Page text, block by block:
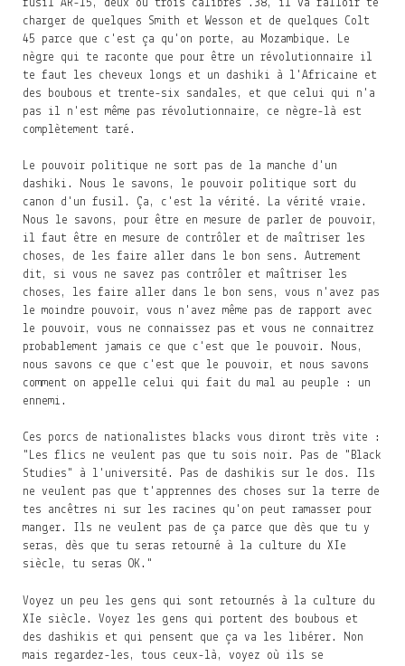
fusil AR-15, deux ou trois calibres .38, il va falloir te
charger de quelques Smith et Wesson et de quelques Colt
45 parce que c'est ça qu'on porte, au Mozambique. Le
nègre qui te raconte que pour être un révolutionnaire il
te faut les cheveux longs et un dashiki à l'Africaine et
des boubous et trente-six sandales, et que celui qui n'a
pas il n'est même pas révolutionnaire, ce nègre-là est
complètement taré.
Le pouvoir politique ne sort pas de la manche d'un
dashiki. Nous le savons, le pouvoir politique sort du
canon d'un fusil. Ça, c'est la vérité. La vérité vraie.
Nous le savons, pour être en mesure de parler de pouvoir,
il faut être en mesure de contrôler et de maîtriser les
choses, de les faire aller dans le bon sens. Autrement
dit, si vous ne savez pas contrôler et maîtriser les
choses, les faire aller dans le bon sens, vous n'avez pas
le moindre pouvoir, vous n'avez même pas de rapport avec
le pouvoir, vous ne connaissez pas et vous ne connaitrez
probablement jamais ce que c'est que le pouvoir. Nous,
nous savons ce que c'est que le pouvoir, et nous savons
comment on appelle celui qui fait du mal au peuple : un
ennemi.
Ces porcs de nationalistes blacks vous diront très vite :
"Les flics ne veulent pas que tu sois noir. Pas de "Black
Studies" à l'université. Pas de dashikis sur le dos. Ils
ne veulent pas que t'apprennes des choses sur la terre de
tes ancêtres ni sur les racines qu'on peut ramasser pour
manger. Ils ne veulent pas de ça parce que dès que tu y
seras, dès que tu seras retourné à la culture du XIe
siècle, tu seras OK."
Voyez un peu les gens qui sont retournés à la culture du
XIe siècle. Voyez les gens qui portent des boubous et
des dashikis et qui pensent que ça va les libérer. Non
mais regardez-les, tous ceux-là, voyez où ils se